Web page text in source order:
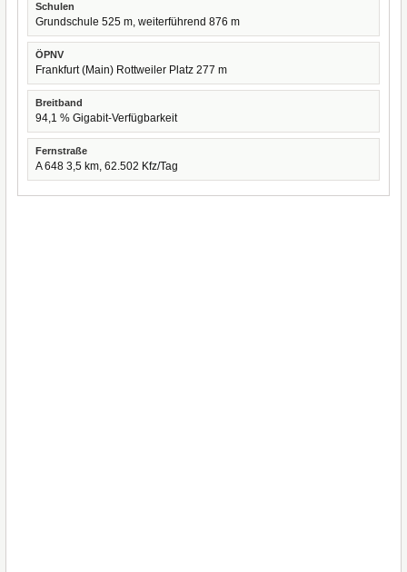
Schulen
Grundschule 525 m, weiterführend 876 m
ÖPNV
Frankfurt (Main) Rottweiler Platz 277 m
Breitband
94,1 % Gigabit-Verfügbarkeit
Fernstraße
A 648 3,5 km, 62.502 Kfz/Tag